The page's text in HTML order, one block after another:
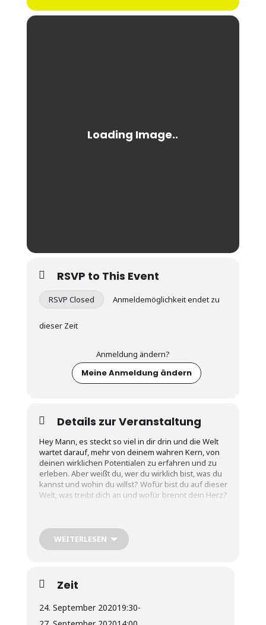
RSVP to This Event
RSVP Closed Anmeldemöglichkeit endet zu
dieser Zeit
Anmeldung ändern?
Meine Anmeldung ändern
Details zur Veranstaltung
Hey Mann, es steckt so viel in dir drin und die Welt
wartet darauf, mehr von deinem wahren Kern, von
deinen wirklichen Potentialen zu erfahren und zu
erleben. Aber weißt du, wer du wirklich bist, was du
kannst und wohin du willst? Wofür bist du auf dieser
Welt, was treibt dich an und wofür brennt dein Herz?
Fragen finden und ein Stück mehr deinen Weg
gehen. Wir werden mit Freude und Kraft unser
sein, dich spüren, innere Ruhe und Entspannung in
dir und im Jetzt finden. Wenn wir in Balance beider
kraftvoll, zielorientiert, aber auch aus dem Herzen
heraus handeln, leben und lieben. Ohne Angst,
WEITERLESEN
Zeit
24. September 202019:30-